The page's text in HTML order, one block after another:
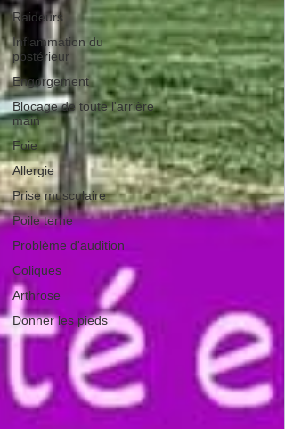
Raideurs
Inflammation du
postérieur
Engorgement
Blocage de toute l'arrière
main
Foie
Allergie
Prise musculaire
Poile terne
Problème d'audition
Coliques
Arthrose
Donner les pieds